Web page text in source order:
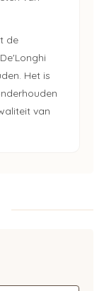
de
Het is
van